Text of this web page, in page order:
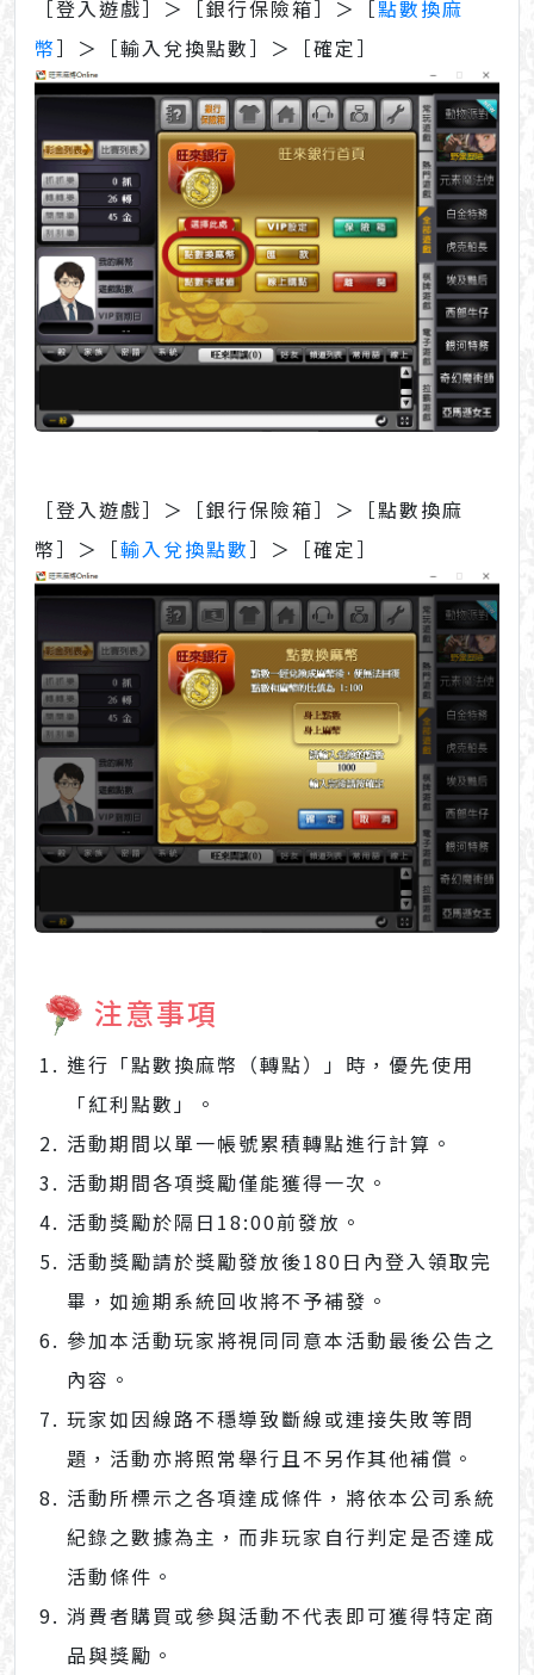
［登入遊戲］＞［銀行保險箱］＞［點數換麻
幣］＞［輸入兌換點數］＞［確定］
［登入遊戲］＞［銀行保險箱］＞［點數換麻
幣］＞［輸入兌換點數］＞［確定］
注意事項
進行「點數換麻幣（轉點）」時，優先使用
「紅利點數」。
活動期間以單一帳號累積轉點進行計算。
活動期間各項獎勵僅能獲得一次。
活動獎勵於隔日18:00前發放。
活動獎勵請於獎勵發放後180日內登入領取完
畢，如逾期系統回收將不予補發。
參加本活動玩家將視同同意本活動最後公告之
內容。
玩家如因線路不穩導致斷線或連接失敗等問
題，活動亦將照常舉行且不另作其他補償。
活動所標示之各項達成條件，將依本公司系統
紀錄之數據為主，而非玩家自行判定是否達成
活動條件。
消費者購買或參與活動不代表即可獲得特定商
品與獎勵。